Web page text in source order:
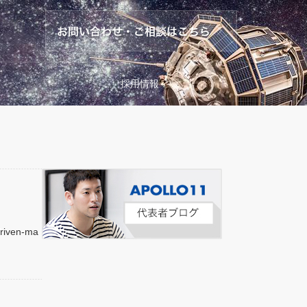
採用情報
ma